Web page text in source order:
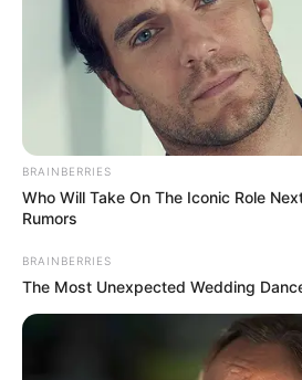
Újabb kellemetlen számok
BRAINBERRIES
Who Will Take On The Iconic Role
Rumors
BRAINBERRIES
The Most Unexpected Wedding